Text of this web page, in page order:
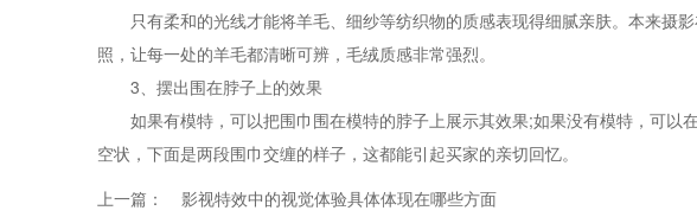
只有柔和的光线才能将羊毛、细纱等纺织物的质感表现得细腻亲肤。本来摄
照，让每一处的羊毛都清晰可辨，毛绒质感非常强烈。
3、摆出围在脖子上的效果
如果有模特，可以把围巾围在模特的脖子上展示其效果;如果没有模特，可以
空状，下面是两段围巾交缠的样子，这都能引起买家的亲切回忆。
上一篇：
影视特效中的视觉体验具体体现在哪些方面